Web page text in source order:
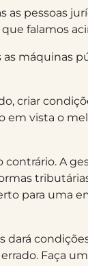
pessoas
falamos
máquinas
criar
em vista o
A
para uma
dará
Faça